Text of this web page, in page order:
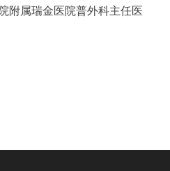
附属瑞金医院普外科主任医